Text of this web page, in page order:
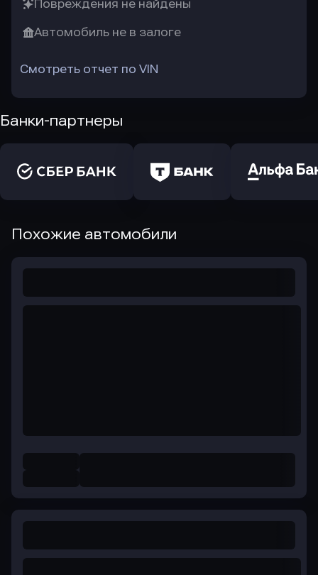
Повреждения не найдены
Автомобиль не в залоге
Смотреть отчет по VIN
Банки-партнеры
Похожие автомобили